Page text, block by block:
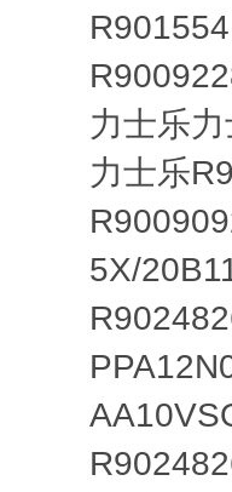
力士乐
力士乐
5X/